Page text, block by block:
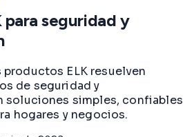
para seguridad y
ELK resuelven
de seguridad y
soluciones simples, confiables
hogares y negocios.